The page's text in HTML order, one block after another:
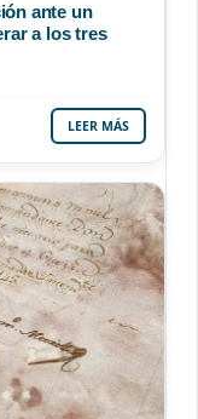
ante un
a los tres
LEER MÁS